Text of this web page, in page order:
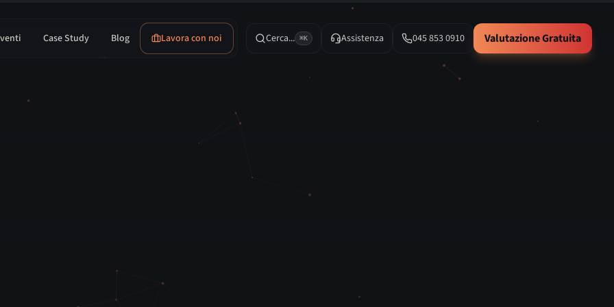
Case Study Blog Lavora con noi Cerca... ⌘K Assistenza 045 853 0910 Valutazione Gratuita